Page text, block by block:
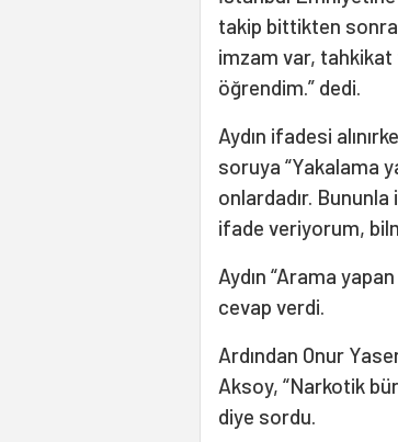
takip bittikten
imzam var, tahkikat
öğrendim.” dedi.
Aydın ifadesi
soruya “Yakalama
onlardadır.
ifade veriyorum,
Aydın “Arama
cevap verdi.
Ardından Onur
Aksoy, “Narkotik
diye sordu.